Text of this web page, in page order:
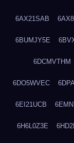
6AX21SAB
6BUMJY5E
6DCMVTHM
6DO5WVEC
6EI21UCB
6H6L0Z3E